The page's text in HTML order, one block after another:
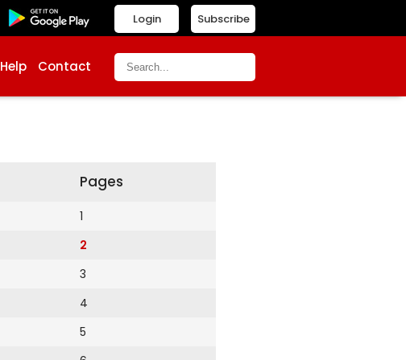
Subscribe
Login
Help Contact
Pages
1
2
3
4
5